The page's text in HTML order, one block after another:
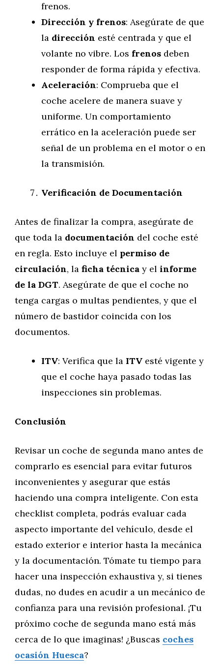
frenos.
Dirección y frenos: Asegúrate de que
la dirección esté centrada y que el
volante no vibre. Los frenos deben
responder de forma rápida y efectiva.
Aceleración: Comprueba que el
coche acelere de manera suave y
uniforme. Un comportamiento
errático en la aceleración puede ser
señal de un problema en el motor o en
la transmisión.
Verificación de Documentación
Antes de finalizar la compra, asegúrate de
que toda la documentación del coche esté
en regla. Esto incluye el permiso de
circulación, la ficha técnica y el informe
de la DGT. Asegúrate de que el coche no
tenga cargas o multas pendientes, y que el
número de bastidor coincida con los
documentos.
ITV: Verifica que la ITV esté vigente y
que el coche haya pasado todas las
inspecciones sin problemas.
Conclusión
Revisar un coche de segunda mano antes de
comprarlo es esencial para evitar futuros
inconvenientes y asegurar que estás
haciendo una compra inteligente. Con esta
checklist completa, podrás evaluar cada
aspecto importante del vehículo, desde el
estado exterior e interior hasta la mecánica
y la documentación. Tómate tu tiempo para
hacer una inspección exhaustiva y, si tienes
dudas, no dudes en acudir a un mecánico de
confianza para una revisión profesional. ¡Tu
próximo coche de segunda mano está más
cerca de lo que imaginas! ¿Buscas coches
ocasión Huesca?